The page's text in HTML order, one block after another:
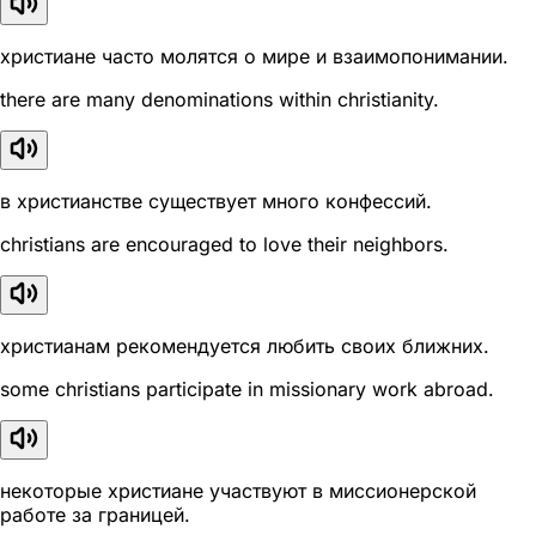
христиане часто молятся о мире и взаимопонимании.
there are many denominations within christianity.
в христианстве существует много конфессий.
christians are encouraged to love their neighbors.
христианам рекомендуется любить своих ближних.
some christians participate in missionary work abroad.
некоторые христиане участвуют в миссионерской
работе за границей.